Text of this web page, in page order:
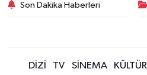
Son Dakika Haberleri
DİZİ TV SİNEMA